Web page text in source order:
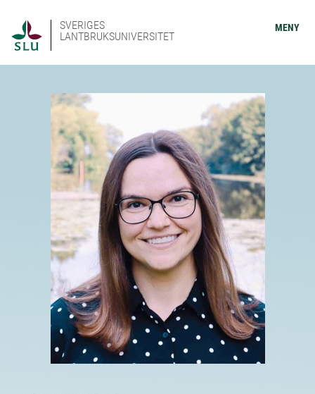
SVERIGES
LANTBRUKSUNIVERSITET
MENY